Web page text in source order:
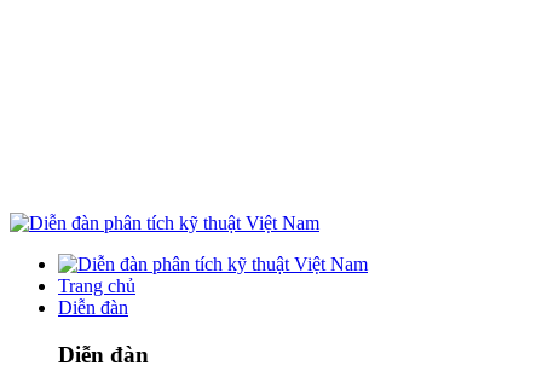
Trang chủ
Diễn đàn
Diễn đàn